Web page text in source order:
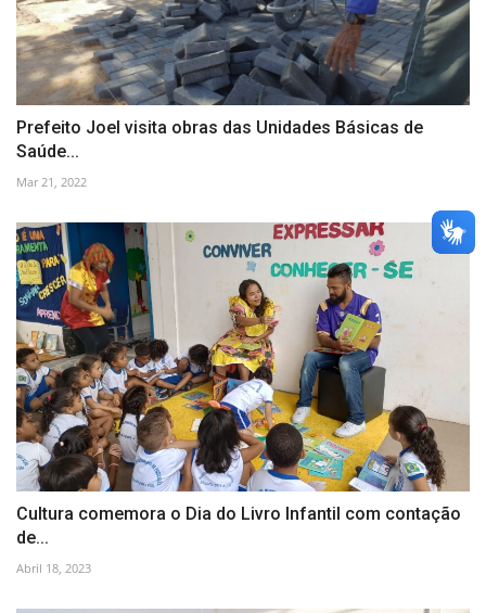
Prefeito Joel visita obras das Unidades Básicas de
Saúde...
Mar 21, 2022
Cultura comemora o Dia do Livro Infantil com contação
de...
Abril 18, 2023